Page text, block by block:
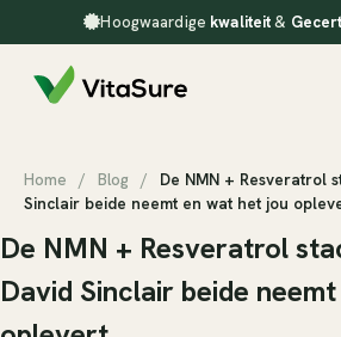
Hoogwaardige kwaliteit&
Home / Blog /
De NMN + Resveratrol
Sinclair beide neemt en wat het jou
De NMN + Resveratrol
David Sinclair beide